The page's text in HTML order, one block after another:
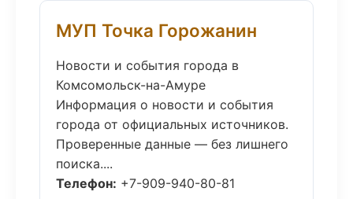
МУП Точка Горожанин
Новости и события города в
Комсомольск-на-Амуре
Информация о новости и события
города от официальных источников.
Проверенные данные — без лишнего
поиска....
Телефон: +7-909-940-80-81